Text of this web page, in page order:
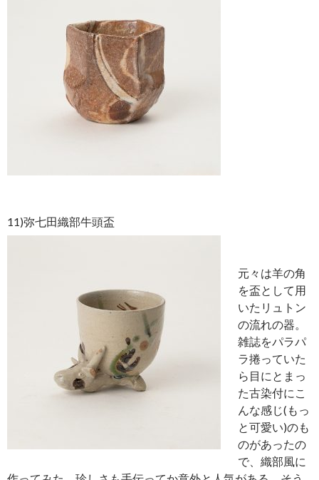
11)弥七田織部牛頭盃
元々は羊の角
を盃として用
いたリュトン
の流れの器。
雑誌をパラパ
ラ捲っていた
ら目にとまっ
た古染付にこ
んな感じ(もっ
と可愛い)のも
のがあったの
で、織部風に